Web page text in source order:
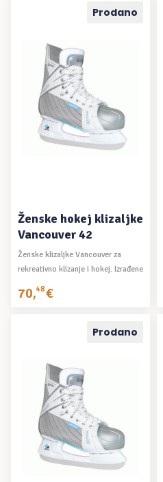
Prodano
PROČITAJ VIŠE
Ženske hokej klizaljke
Vancouver 42
Ženske klizaljke Vancouver za
rekreativno klizanje i hokej. Izrađene
70,48€
Prodano
PROČITAJ VIŠE